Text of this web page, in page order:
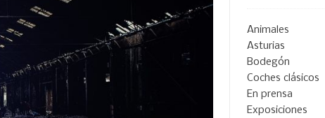
Animales
Asturias
Bodegón
Coches clásicos
En prensa
Exposiciones